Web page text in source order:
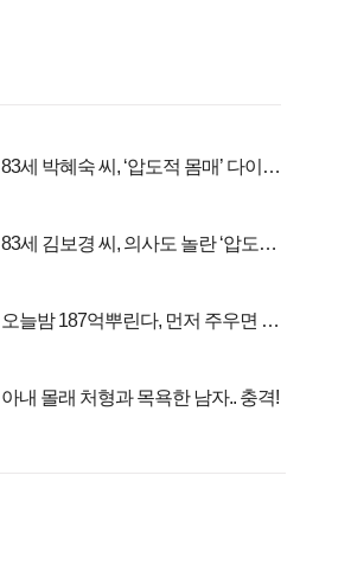
83세 박혜숙 씨, ‘압도적 몸매’ 다이어
83세 김보경 씨, 의사도 놀란 ‘압도적
오늘밤 187억뿌린다, 먼저 주우면 최
아내 몰래 처형과 목욕한 남자.. 충격!